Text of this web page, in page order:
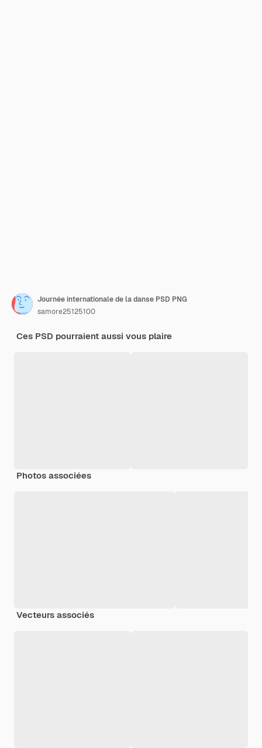
Journée internationale de la danse PSD PNG
samore25125100
Ces PSD pourraient aussi vous plaire
Photos associées
Vecteurs associés